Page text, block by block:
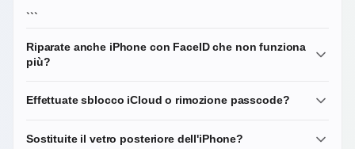
```
Riparate anche iPhone con FaceID che non funziona
più?
laboratorio. Verifichiamo se il problema è hardware
software. Per il sensore esiste una procedura specifica
Effettuate sblocco iCloud o rimozione passcode?
rimozione passcode o bypass di sicurezza Apple. Questi
Sostituite il vetro posteriore dell'iPhone?